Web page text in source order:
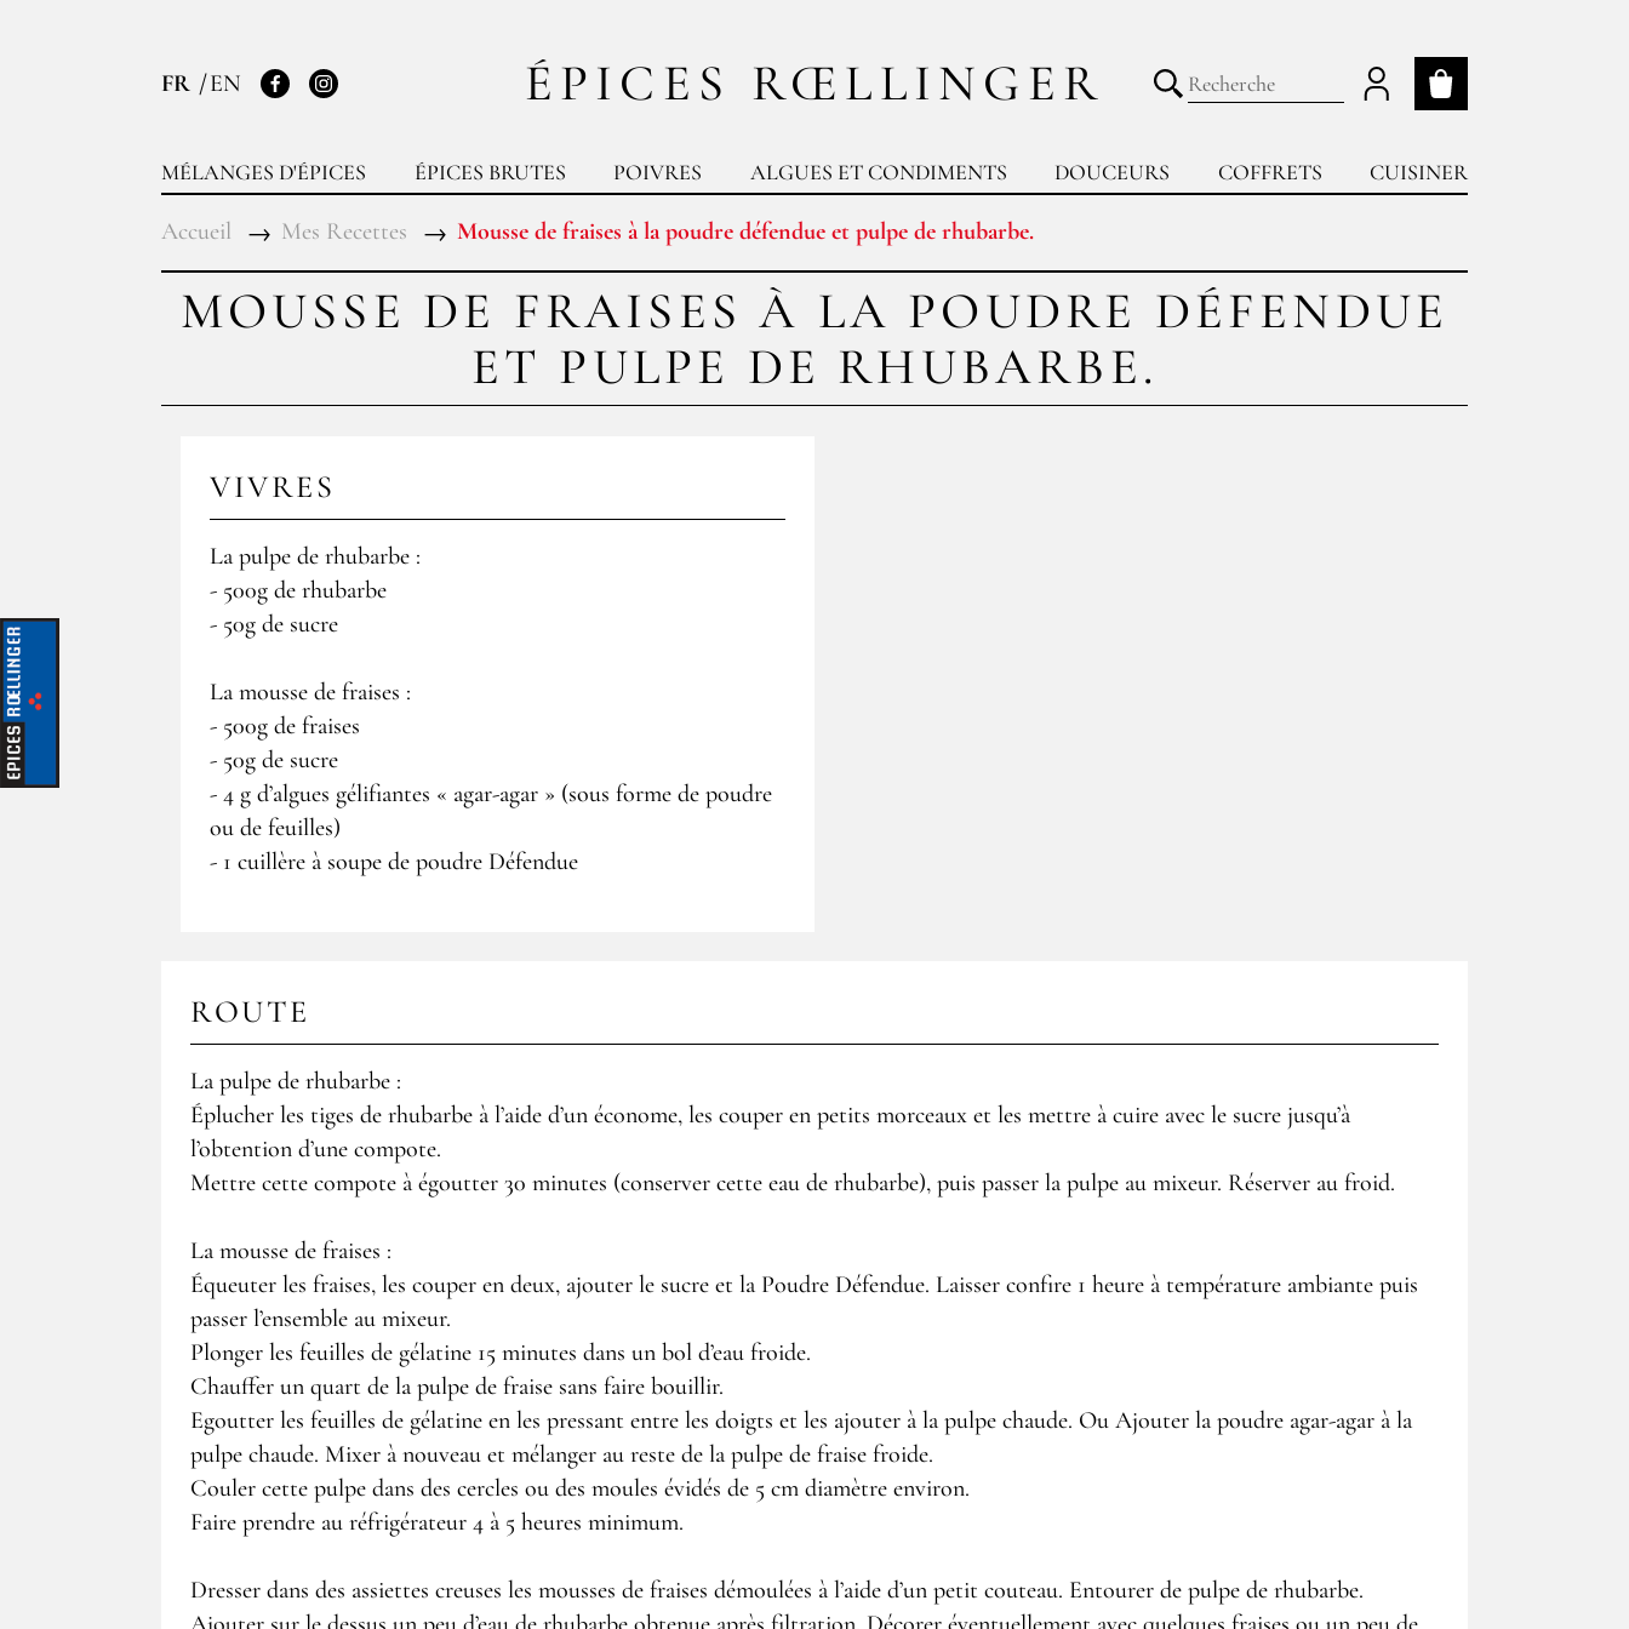
ÉPICES RŒLLINGER
FR EN
FacebookInstagram
MÉLANGES D'ÉPICES ÉPICES BRUTES POIVRES ALGUES ET CONDIMENTS DOUCEURS COFFRETS CUISINER
Mon panier
Lancer la recherche
Accueil Mes Recettes Mousse de fraises à la poudre défendue et pulpe de rhubarbe.
MOUSSE DE FRAISES À LA POUDRE DÉFENDUE
ET PULPE DE RHUBARBE.
VIVRES
La pulpe de rhubarbe :
- 500g de rhubarbe
- 50g de sucre
La mousse de fraises :
- 500g de fraises
- 50g de sucre
- 4 g d’algues gélifiantes « agar-agar » (sous forme de poudre
ou de feuilles)
- 1 cuillère à soupe de poudre Défendue
ROUTE
La pulpe de rhubarbe :
Éplucher les tiges de rhubarbe à l’aide d’un économe, les couper en petits morceaux et les mettre à cuire avec le sucre jusqu’à
l’obtention d’une compote.
Mettre cette compote à égoutter 30 minutes (conserver cette eau de rhubarbe), puis passer la pulpe au mixeur. Réserver au froid.
La mousse de fraises :
Équeuter les fraises, les couper en deux, ajouter le sucre et la Poudre Défendue. Laisser confire 1 heure à température ambiante puis
passer l’ensemble au mixeur.
Plonger les feuilles de gélatine 15 minutes dans un bol d’eau froide.
Chauffer un quart de la pulpe de fraise sans faire bouillir.
Egoutter les feuilles de gélatine en les pressant entre les doigts et les ajouter à la pulpe chaude. Ou Ajouter la poudre agar-agar à la
pulpe chaude. Mixer à nouveau et mélanger au reste de la pulpe de fraise froide.
Couler cette pulpe dans des cercles ou des moules évidés de 5 cm diamètre environ.
Faire prendre au réfrigérateur 4 à 5 heures minimum.
Dresser dans des assiettes creuses les mousses de fraises démoulées à l’aide d’un petit couteau. Entourer de pulpe de rhubarbe.